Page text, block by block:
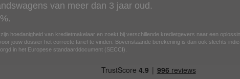
van meer dan 3 jaar oud.
hoedanigheid van kredietmakelaar en zoekt bij verschillende kredietgevers naar een
jouw dossier het correcte tarief te vinden. Bovenstaande berekening is dan ook slechts
in het Europese standaarddocument (SECCI).